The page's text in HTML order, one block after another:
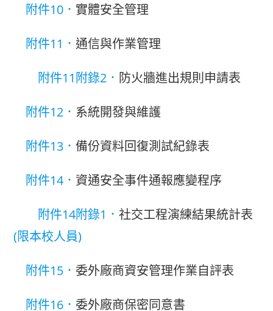
附件10． 實體安全管理
附件11．通信與作業管理
附件11附錄2． 防火牆進出規則申請表
附件12． 系統開發與維護
附件13．備份資料回復測試紀錄表
附件14． 資通安全事件通報應變程序
附件14附錄1．社交工程演練結果統計表
(限本校人員)
附件15． 委外廠商資安管理作業自評表
附件16． 委外廠商保密同意書